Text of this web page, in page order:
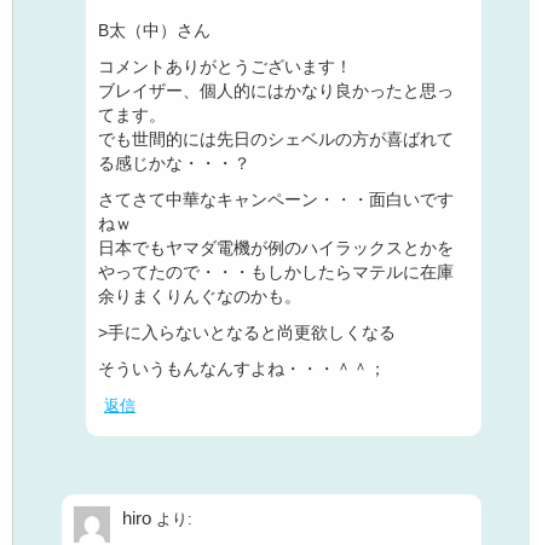
B太（中）さん
コメントありがとうございます！
ブレイザー、個人的にはかなり良かったと思っ
てます。
でも世間的には先日のシェベルの方が喜ばれて
る感じかな・・・？
さてさて中華なキャンペーン・・・面白いです
ねｗ
日本でもヤマダ電機が例のハイラックスとかを
やってたので・・・もしかしたらマテルに在庫
余りまくりんぐなのかも。
>手に入らないとなると尚更欲しくなる
そういうもんなんすよね・・・＾＾；
返信
hiro より: